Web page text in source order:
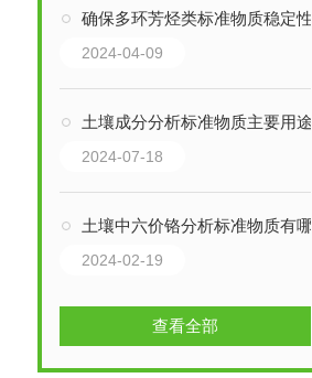
确保多环芳烃类标准物质稳定性的关键措施
2024-04-09
土壤成分分析标准物质主要用途及优势
2024-07-18
土壤中六价铬分析标准物质有哪些？
2024-02-19
查看全部